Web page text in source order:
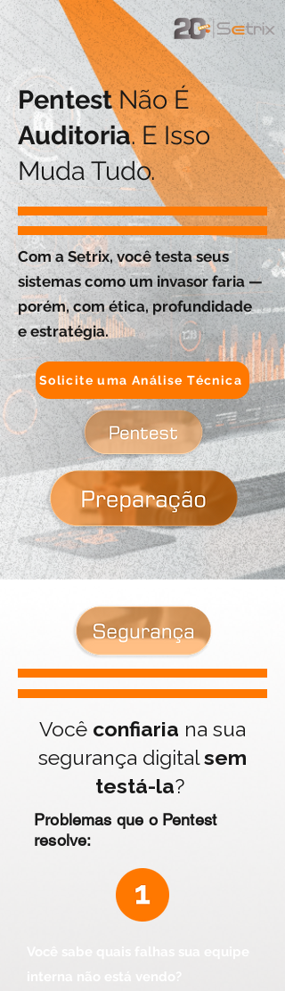
PentestNão É
Auditoria. E Isso
Muda Tudo.
Com a Setrix, você testa seus
sistemas como um invasor faria —
porém, com ética, profundidade
e estratégia.
Solicite uma Análise Técnica
Você confiaria na sua
segurança digitalsem
testá-la?
Problemas que o Pentest
resolve: